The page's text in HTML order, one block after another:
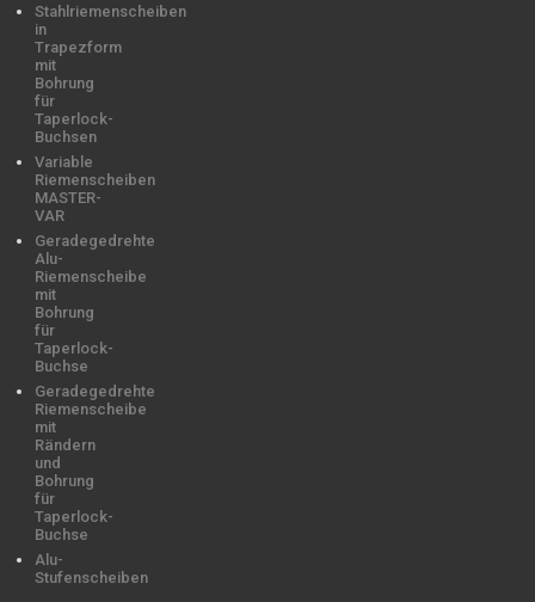
Stahlriemenscheiben
in
Trapezform
mit
Bohrung
für
Taperlock-
Buchsen
Variable
Riemenscheiben
MASTER-
VAR
Geradegedrehte
Alu-
Riemenscheibe
mit
Bohrung
für
Taperlock-
Buchse
Geradegedrehte
Riemenscheibe
mit
Rändern
und
Bohrung
für
Taperlock-
Buchse
Alu-
Stufenscheiben